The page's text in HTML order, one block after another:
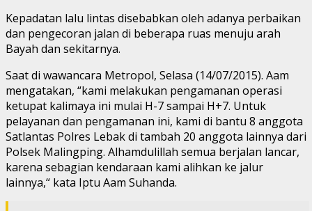
Kepadatan lalu lintas disebabkan oleh adanya perbaikan
dan pengecoran jalan di beberapa ruas menuju arah
Bayah dan sekitarnya.
Saat di wawancara Metropol, Selasa (14/07/2015). Aam
mengatakan, “kami melakukan pengamanan operasi
ketupat kalimaya ini mulai H-7 sampai H+7. Untuk
pelayanan dan pengamanan ini, kami di bantu 8 anggota
Satlantas Polres Lebak di tambah 20 anggota lainnya dari
Polsek Malingping. Alhamdulillah semua berjalan lancar,
karena sebagian kendaraan kami alihkan ke jalur
lainnya,“ kata Iptu Aam Suhanda.